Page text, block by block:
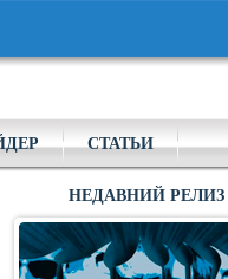
СТАТЬИ
НЕДАВНИЙ РЕЛИЗ